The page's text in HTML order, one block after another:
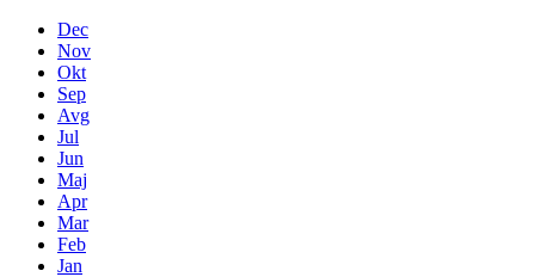
Dec
Nov
Okt
Sep
Avg
Jul
Jun
Maj
Apr
Mar
Feb
Jan